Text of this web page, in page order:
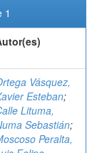
1
Vásquez,
Esteban;
Lituma,
Sebastián;
Peralta,